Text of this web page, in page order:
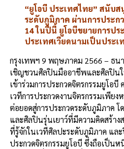
e
b
o
o
k
e
“ยูโอบี ประเทศไทย” สนับ
ระดับภูมิภาค ผ่านการประก
14 ในปีนี้ ยูโอบีขยายการปร
ประเทศเวียดนามเป็นประ
กรุงเทพฯ 9 พฤษภาคม 2566 – ธน
เชิญชวนศิลปินมืออาชีพและศิลปินใ
เข้าร่วมการประกวดจิตรกรรมยูโอบี
เวทีการประกวดงานจิตรกรรมเพีย
ต่อยอดสู่การประกวดระดับภูมิภาค
และศิลปินรุ่นเยาว์ที่มีความคิดสร้าง
ที่รู้จักในเวทีศิลปะระดับภูมิภาค แล
ประกวดจิตรกรรมยูโอบี ซึ่งถือเป็นห